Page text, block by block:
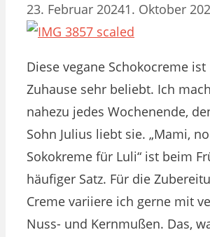
23. Februar 20241. Oktober
Diese vegane Schokocreme
Zuhause sehr beliebt. Ich
nahezu jedes Wochenende,
Sohn Julius liebt sie. „Mami,
Sokokreme für Luli“ ist beim
häufiger Satz. Für die
Creme variiere ich gerne mit
Nuss- und Kernmußen. Das,